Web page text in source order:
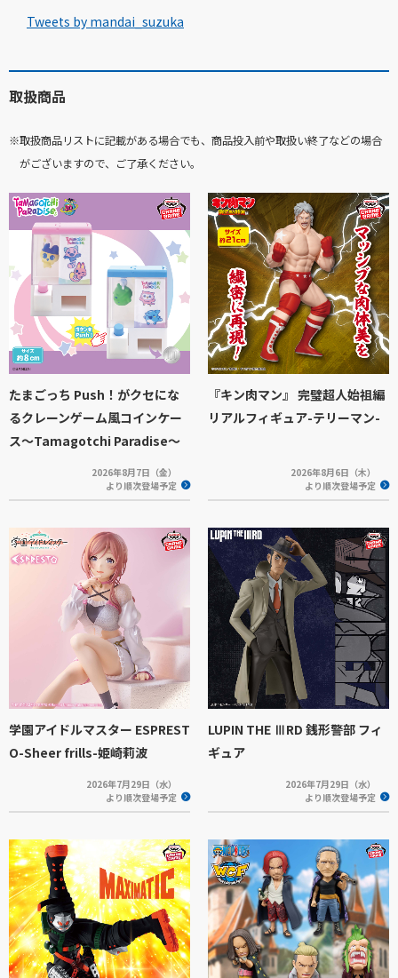
Tweets by mandai_suzuka
取扱商品
※取扱商品リストに記載がある場合でも、商品投入前や取扱い終了などの場合
がございますので、ご了承ください。
たまごっち Push！がクセにな
るクレーンゲーム風コインケー
ス～Tamagotchi Paradise～
2026年8月7日（金）
より順次登場予定
『キン肉マン』 完璧超人始祖編
リアルフィギュア-テリーマン-
2026年8月6日（木）
より順次登場予定
学園アイドルマスター ESPREST
O-Sheer frills-姫崎莉波
2026年7月29日（水）
より順次登場予定
LUPIN THE ⅢRD 銭形警部 フィ
ギュア
2026年7月29日（水）
より順次登場予定